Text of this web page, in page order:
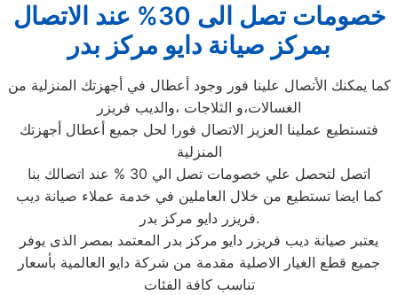
خصومات تصل الى 30% عند الاتصال
بمركز صيانة دايو مركز بدر
كما يمكنك الأتصال علينا فور وجود أعطال في أجهزتك المنزلية من
الغسالات،و الثلاجات ،والديب فريزر
فتستطيع عملينا العزيز الاتصال فورا لحل جميع أعطال أجهزتك
المنزلية
اتصل لتحصل علي خصومات تصل الي 30 % عند اتصالك بنا
كما ايضا تستطيع من خلال العاملين في خدمة عملاء صيانة ديب
فريزر دايو مركز بدر.
يعتبر صيانة ديب فريزر دايو مركز بدر المعتمد بمصر الذى يوفر
جميع قطع الغيار الاصلية مقدمة من شركة دايو العالمية بأسعار
تناسب كافة الفئات